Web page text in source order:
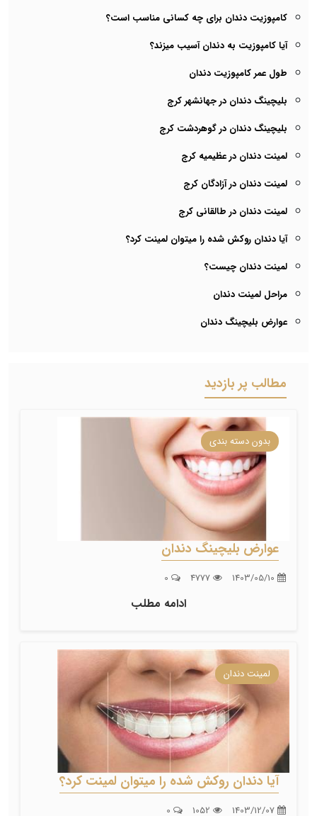
کامپوزیت دندان برای چه کسانی مناسب است؟
آیا کامپوزیت به دندان آسیب میزند؟
طول عمر کامپوزیت دندان
بلیچینگ دندان در جهانشهر کرج
بلیچینگ دندان در گوهردشت کرج
لمینت دندان در عظیمیه کرج
لمینت دندان در آزادگان کرج
لمینت دندان در طالقانی کرج
آیا دندان روکش شده را میتوان لمینت کرد؟
لمینت دندان چیست؟
مراحل لمینت دندان
عوارض بلیچینگ دندان
مطالب پر بازدید
بدون دسته بندی
عوارض بلیچینگ دندان
ادامه مطلب
لمینت دندان
آیا دندان روکش شده را میتوان لمینت کرد؟